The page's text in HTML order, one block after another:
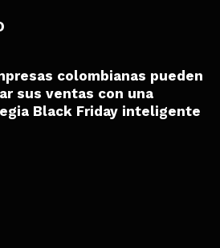
colombianas pueden
sus ventas con una
Black Friday inteligente